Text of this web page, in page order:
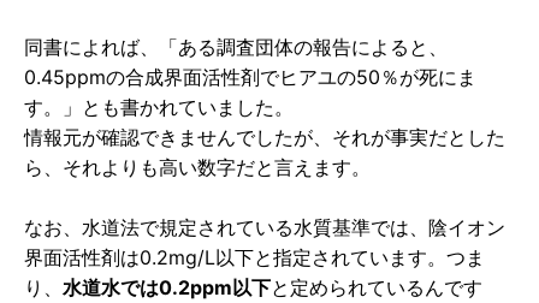
同書によれば、「ある調査団体の報告によると、
0.45ppmの合成界面活性剤でヒアユの50％が死にま
す。」とも書かれていました。
情報元が確認できませんでしたが、それが事実だとした
ら、それよりも高い数字だと言えます。
なお、水道法で規定されている水質基準では、陰イオン
界面活性剤は0.2mg/L以下と指定されています。つま
り、 水道水では0.2ppm以下と定められているんです